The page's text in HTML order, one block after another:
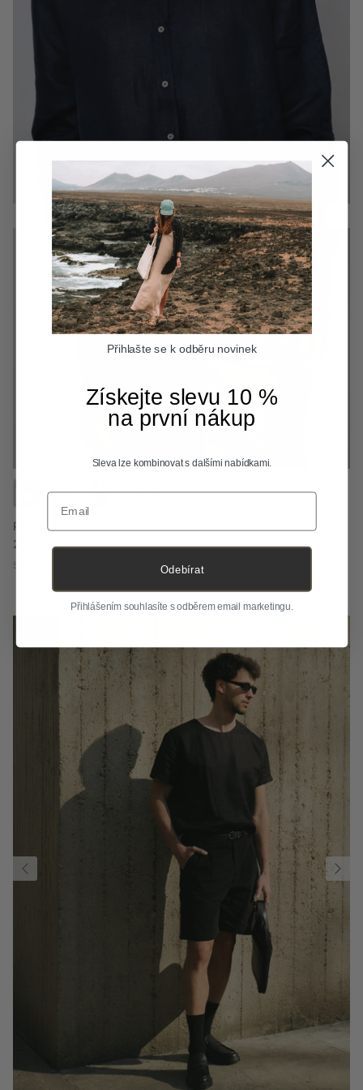
Pánské lněné šortky - loose fit
Běžná cena
2 199 Kč
S
+ 2 dalších
Přihlašte se k odběru novinek
Získejte slevu 10 %
na první nákup
Sleva lze kombinovat s dalšími nabídkami.
Email
Odebírat
Přihlášením souhlasíte s odběrem email marketingu.